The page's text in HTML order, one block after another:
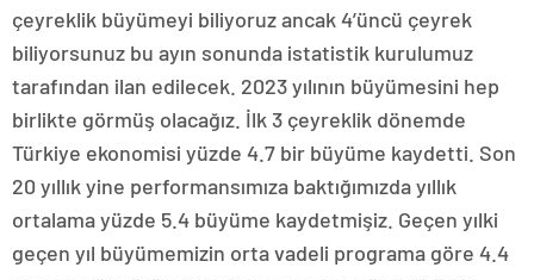
çeyreklik büyümeyi biliyoruz ancak 4’üncü çeyrek
biliyorsunuz bu ayın sonunda istatistik kurulumuz
tarafından ilan edilecek. 2023 yılının büyümesini hep
birlikte görmüş olacağız. İlk 3 çeyreklik dönemde
Türkiye ekonomisi yüzde 4.7 bir büyüme kaydetti. Son
20 yıllık yine performansımıza baktığımızda yıllık
ortalama yüzde 5.4 büyüme kaydetmişiz. Geçen yılki
geçen yıl büyümemizin orta vadeli programa göre 4.4